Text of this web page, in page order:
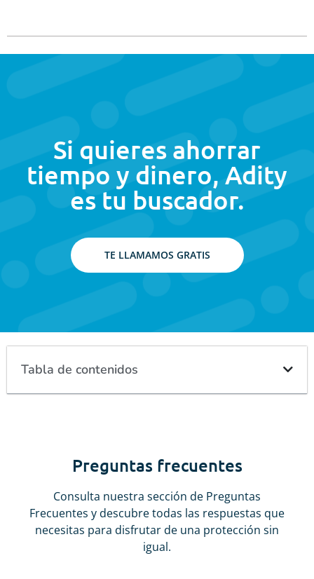
Si quieres ahorrar
tiempo y dinero, Adity
es tu buscador.
TE LLAMAMOS GRATIS
Tabla de contenidos
Preguntas frecuentes
Consulta nuestra sección de Preguntas
Frecuentes y descubre todas las respuestas que
necesitas para disfrutar de una protección sin
igual.